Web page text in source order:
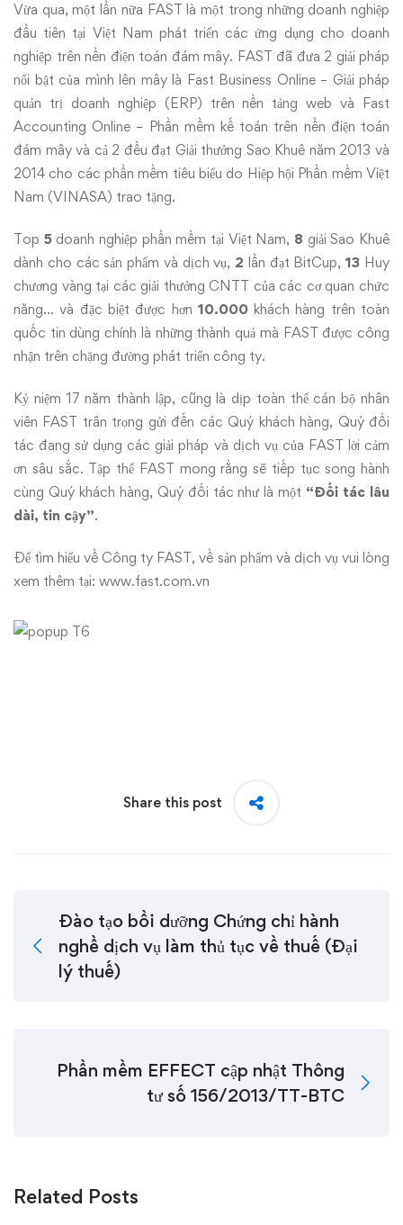
Vừa qua, một lần nữa FAST là một trong những doanh nghiệp
đầu tiên tại Việt Nam phát triển các ứng dụng cho doanh
nghiệp trên nền điện toán đám mây. FAST đã đưa 2 giải pháp
nổi bật của mình lên mây là Fast Business Online – Giải pháp
quản trị doanh nghiệp (ERP) trên nền tảng web và Fast
Accounting Online – Phần mềm kế toán trên nền điện toán
đám mây và cả 2 đều đạt Giải thưởng Sao Khuê năm 2013 và
2014 cho các phần mềm tiêu biểu do Hiệp hội Phần mềm Việt
Nam (VINASA) trao tặng.
Top 5 doanh nghiệp phần mềm tại Việt Nam, 8 giải Sao Khuê
dành cho các sản phẩm và dịch vụ, 2 lần đạt BitCup,13 Huy
chương vàng tại các giải thưởng CNTT của các cơ quan chức
năng… và đặc biệt được hơn 10.000khách hàng trên toàn
quốc tin dùng chính là những thành quả mà FAST được công
nhận trên chặng đường phát triển công ty.
Kỷ niệm 17 năm thành lập, cũng là dịp toàn thể cán bộ nhân
viên FAST trân trọng gửi đến các Quý khách hàng, Quý đối
tác đang sử dụng các giải pháp và dịch vụ của FAST lời cảm
ơn sâu sắc. Tập thể FAST mong rằng sẽ tiếp tục song hành
cùng Quý khách hàng, Quý đối tác như là một “Đối tác lâu
dài, tin cậy”.
Để tìm hiểu về Công ty FAST, về sản phẩm và dịch vụ vui lòng
xem thêm tại: www.fast.com.vn
Share this post
Đào tạo bồi dưỡng Chứng chỉ hành
nghề dịch vụ làm thủ tục về thuế (Đại
lý thuế)
Phần mềm EFFECT cập nhật Thông
tư số 156/2013/TT-BTC
Related Posts